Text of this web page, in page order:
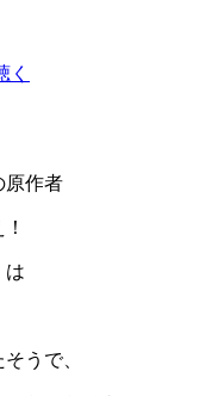
く
原作者
は
うで、